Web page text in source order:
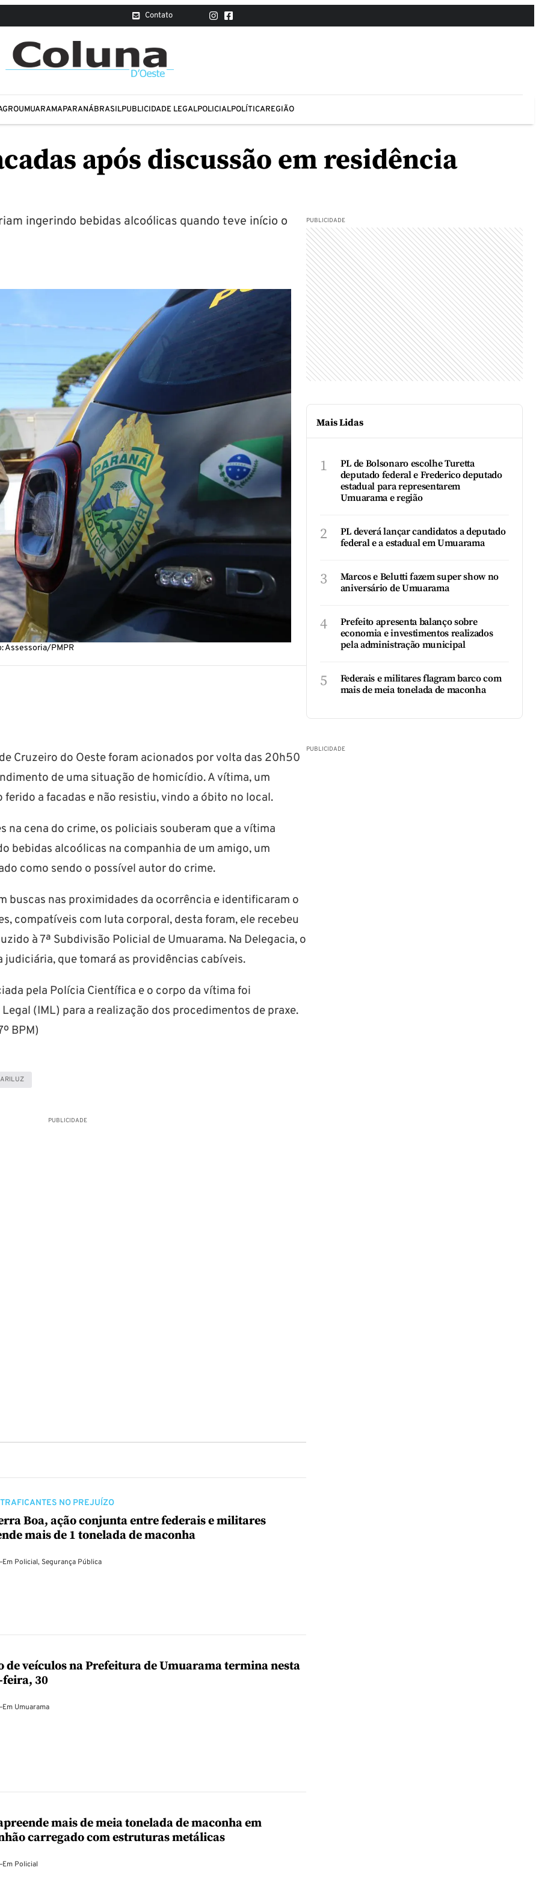
Contato
UMUARAMAPARANÁBRASILPUBLICIDADE LEGALPOLICIALPOLÍTICAREGIÃO
após discussão em residência
ingerindo bebidas alcoólicas quando teve início o
Assessoria/PMPR
Cruzeiro do Oeste foram acionados por volta das 20h50
de uma situação de homicídio. A vítima, um
ferido a facadas e não resistiu, vindo a óbito no local.
na cena do crime, os policiais souberam que a vítima
bebidas alcoólicas na companhia de um amigo, um
como sendo o possível autor do crime.
buscas nas proximidades da ocorrência e identificaram o
compatíveis com luta corporal, desta foram, ele recebeu
à 7ª Subdivisão Policial de Umuarama. Na Delegacia, o
que tomará as providências cabíveis.
pela Polícia Científica e o corpo da vítima foi
(IML) para a realização dos procedimentos de praxe.
BPM)
PUBLICIDADE
NO PREJUÍZO
Boa, ação conjunta entre federais e militares
mais de 1 tonelada de maconha
Em Policial, Segurança Pública
de veículos na Prefeitura de Umuarama termina nesta
30
Em Umuarama
mais de meia tonelada de maconha em
carregado com estruturas metálicas
Em Policial
PUBLICIDADE
Mais Lidas
1
PL de Bolsonaro escolhe Turetta
deputado federal e Frederico deputado
estadual para representarem
Umuarama e região
2
PL deverá lançar candidatos a deputado
federal e a estadual em Umuarama
3
Marcos e Belutti fazem super show no
aniversário de Umuarama
4
Prefeito apresenta balanço sobre
economia e investimentos realizados
pela administração municipal
5
Federais e militares flagram barco com
mais de meia tonelada de maconha
PUBLICIDADE